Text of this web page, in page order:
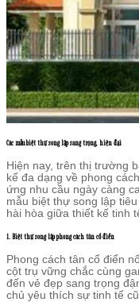
Các mẫu biệt thự song lập sang trọng, hiện đại
Hiện nay, trên thị trường
kế đa dạng về phong
ứng nhu cầu ngày càng
mẫu biệt thự song lập
hài hòa giữa thiết kế tinh
1. Biệt thự song lập phong cách tân cổ điển
Phong cách tân cổ điển
cột trụ vững chắc cùng
đến vẻ đẹp sang trọng
chủ yêu thích sự tinh tế